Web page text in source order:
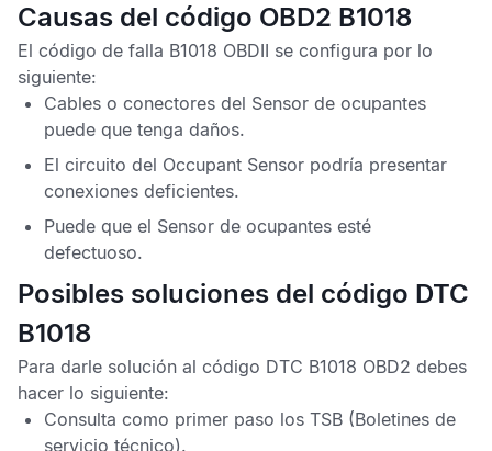
Causas del código OBD2 B1018
El código de falla B1018 OBDII se configura por lo
siguiente:
Cables o conectores del Sensor de ocupantes
puede que tenga daños.
El circuito del Occupant Sensor podría presentar
conexiones deficientes.
Puede que el Sensor de ocupantes esté
defectuoso.
Posibles soluciones del código DTC
B1018
Para darle solución al código DTC B1018 OBD2 debes
hacer lo siguiente:
Consulta como primer paso los TSB (Boletines de
servicio técnico).